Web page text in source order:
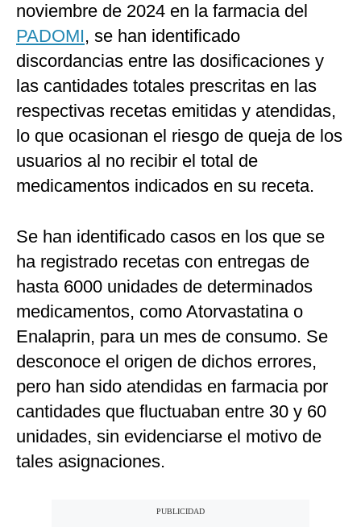
noviembre de 2024 en la farmacia del
PADOMI, se han identificado
discordancias entre las dosificaciones y
las cantidades totales prescritas en las
respectivas recetas emitidas y atendidas,
lo que ocasionan el riesgo de queja de los
usuarios al no recibir el total de
medicamentos indicados en su receta.
Se han identificado casos en los que se
ha registrado recetas con entregas de
hasta 6000 unidades de determinados
medicamentos, como Atorvastatina o
Enalaprin, para un mes de consumo. Se
desconoce el origen de dichos errores,
pero han sido atendidas en farmacia por
cantidades que fluctuaban entre 30 y 60
unidades, sin evidenciarse el motivo de
tales asignaciones.